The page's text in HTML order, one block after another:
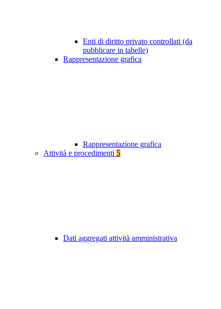
Enti di diritto privato controllati (da
pubblicare in tabelle)
Rappresentazione grafica
Rappresentazione grafica
Attività e procedimenti 5
Dati aggregati attività amministrativa